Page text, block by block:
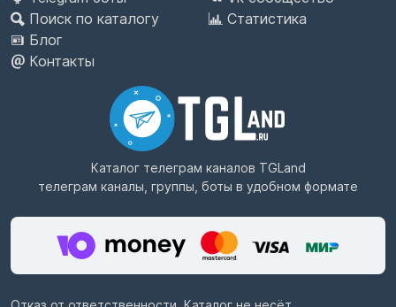
Поиск по каталогу
Блог
Контакты
Статистика
Каталог телеграм каналов TGLand
телеграм каналы, группы, боты в удобном формате